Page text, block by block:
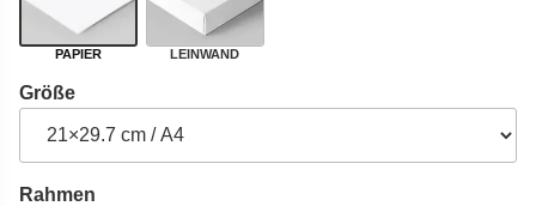
PAPIER LEINWAND
Größe
Rahmen